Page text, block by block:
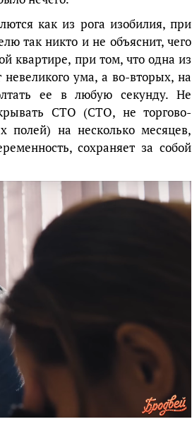
как из рога изобилия, при
так никто и не объяснит, чего
квартире, при том, что одна из
ума, а во-вторых, на
ее в любую секунду. Не
СТО (СТО, не торгово-
полей) на несколько месяцев,
сохраняет за собой